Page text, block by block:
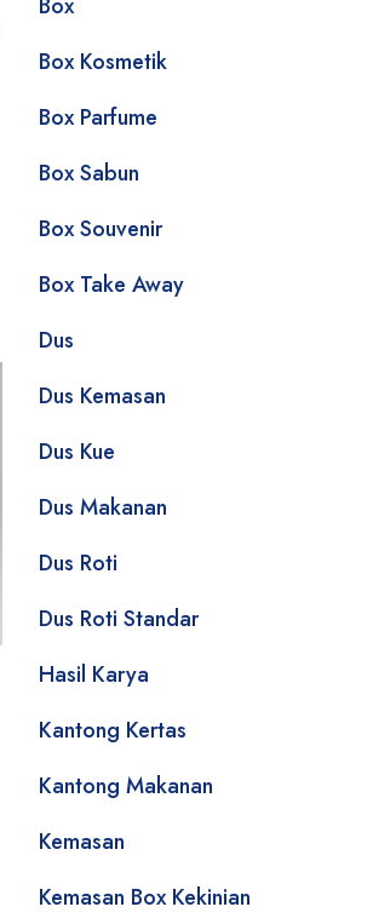
Box Kosmetik
Box Parfume
Box Sabun
Box Souvenir
Box Take Away
Dus
Dus Kemasan
Dus Kue
Dus Makanan
Dus Roti
Dus Roti Standar
Hasil Karya
Kantong Kertas
Kantong Makanan
Kemasan
Kemasan Box Kekinian